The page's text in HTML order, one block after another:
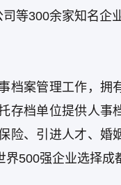
等300余家知名企
案管理工作，拥
存档单位提供人事
险、引进人才、婚
500强企业选择成